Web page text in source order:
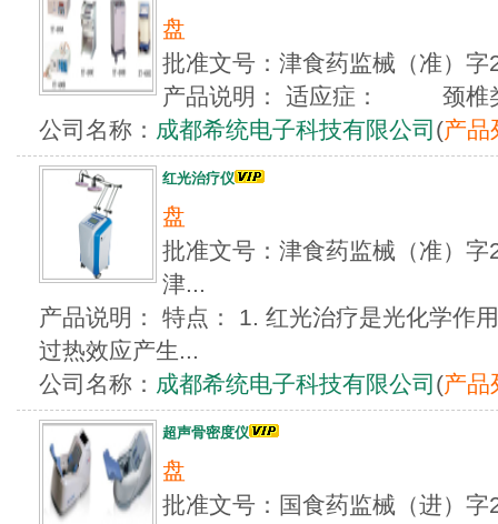
盘
批准文号：津食药监械（准
产品说明： 适应症： 颈
公司名称： 成都希统电子科技有限公司 (产品
红光治疗仪
盘
批准文号：津食药监械（准）
津...
产品说明： 特点： 1. 红光治疗是光化学作
过热效应产生...
公司名称： 成都希统电子科技有限公司 (产品
超声骨密度仪
盘
批准文号：国食药监械（进